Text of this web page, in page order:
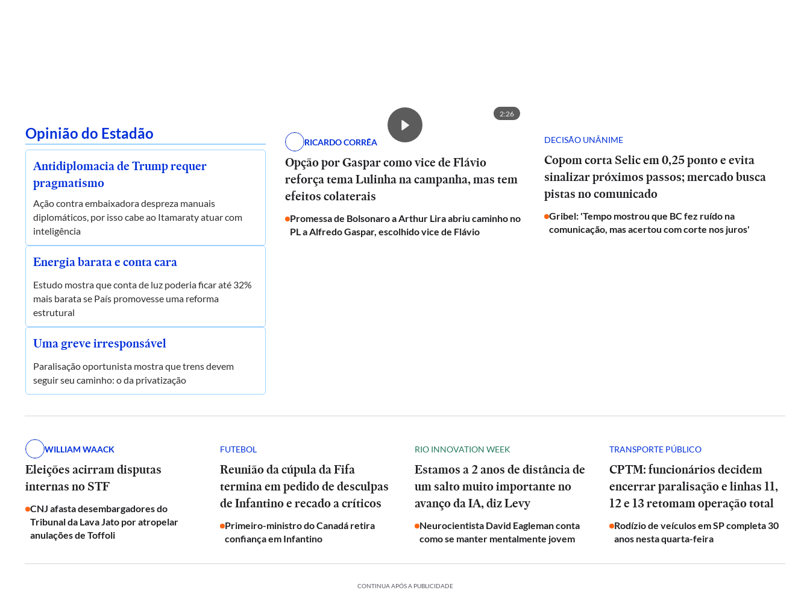
Opinião do Estadão
Antidiplomacia de Trump requer
pragmatismo
Ação contra embaixadora despreza manuais
diplomáticos, por isso cabe ao Itamaraty atuar com
inteligência
Energia barata e conta cara
Estudo mostra que conta de luz poderia ficar até 32%
mais barata se País promovesse uma reforma
estrutural
Uma greve irresponsável
Paralisação oportunista mostra que trens devem
seguir seu caminho: o da privatização
2:26
RICARDO CORRÊA
Opção por Gaspar como vice de Flávio
reforça tema Lulinha na campanha, mas tem
efeitos colaterais
Promessa de Bolsonaro a Arthur Lira abriu caminho no
PL a Alfredo Gaspar, escolhido vice de Flávio
DECISÃO UNÂNIME
Copom corta Selic em 0,25 ponto e evita
sinalizar próximos passos; mercado busca
pistas no comunicado
Gribel: 'Tempo mostrou que BC fez ruído na
comunicação, mas acertou com corte nos juros'
WILLIAM WAACK
Eleições acirram disputas
internas no STF
CNJ afasta desembargadores do
Tribunal da Lava Jato por atropelar
anulações de Toffoli
FUTEBOL
Reunião da cúpula da Fifa
termina em pedido de desculpas
de Infantino e recado a críticos
Primeiro-ministro do Canadá retira
confiança em Infantino
RIO INNOVATION WEEK
Estamos a 2 anos de distância de
um salto muito importante no
avanço da IA, diz Levy
Neurocientista David Eagleman conta
como se manter mentalmente jovem
TRANSPORTE PÚBLICO
CPTM: funcionários decidem
encerrar paralisação e linhas 11,
12 e 13 retomam operação total
Rodízio de veículos em SP completa 30
anos nesta quarta-feira
CONTINUA APÓS A PUBLICIDADE